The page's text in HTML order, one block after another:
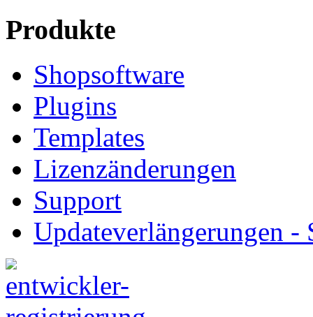
Produkte
Shopsoftware
Plugins
Templates
Lizenzänderungen
Support
Updateverlängerungen -